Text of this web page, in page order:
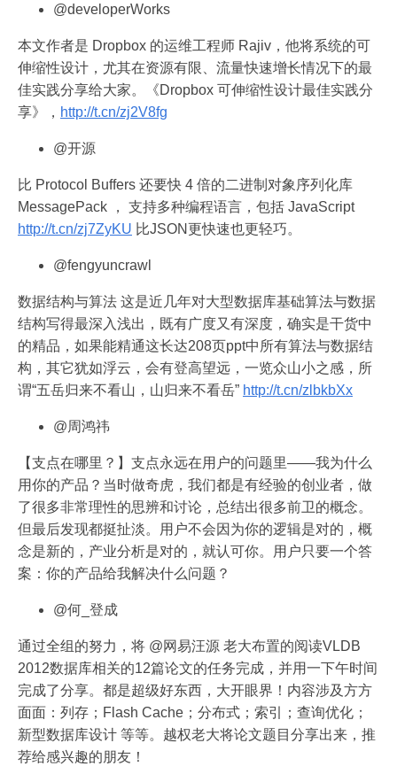
@developerWorks
本文作者是 Dropbox 的运维工程师 Rajiv，他将系统的可
伸缩性设计，尤其在资源有限、流量快速增长情况下的最
佳实践分享给大家。《Dropbox 可伸缩性设计最佳实践分
享》， http://t.cn/zj2V8fg
@开源
比 Protocol Buffers 还要快 4 倍的二进制对象序列化库
MessagePack ， 支持多种编程语言，包括 JavaScript
http://t.cn/zj7ZyKU 比JSON更快速也更轻巧。
@fengyuncrawl
数据结构与算法 这是近几年对大型数据库基础算法与数据
结构写得最深入浅出，既有广度又有深度，确实是干货中
的精品，如果能精通这长达208页ppt中所有算法与数据结
构，其它犹如浮云，会有登高望远，一览众山小之感，所
谓“五岳归来不看山，山归来不看岳” http://t.cn/zlbkbXx
@周鸿祎
【支点在哪里？】支点永远在用户的问题里——我为什么
用你的产品？当时做奇虎，我们都是有经验的创业者，做
了很多非常理性的思辨和讨论，总结出很多前卫的概念。
但最后发现都挺扯淡。用户不会因为你的逻辑是对的，概
念是新的，产业分析是对的，就认可你。用户只要一个答
案：你的产品给我解决什么问题？
@何_登成
通过全组的努力，将 @网易汪源 老大布置的阅读VLDB
2012数据库相关的12篇论文的任务完成，并用一下午时间
完成了分享。都是超级好东西，大开眼界！内容涉及方方
面面：列存；Flash Cache；分布式；索引；查询优化；
新型数据库设计 等等。越权老大将论文题目分享出来，推
荐给感兴趣的朋友！